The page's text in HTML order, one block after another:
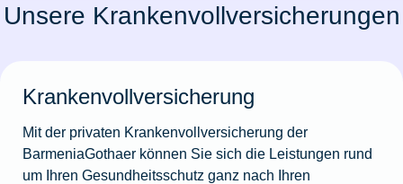
Unsere Krankenvollversicherungen
Krankenvollversicherung
Mit der privaten Krankenvollversicherung der
BarmeniaGothaer können Sie sich die Leistungen rund
um Ihren Gesundheitsschutz ganz nach Ihren